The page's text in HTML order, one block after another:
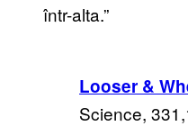
într-alta.”
Looser &
Science,